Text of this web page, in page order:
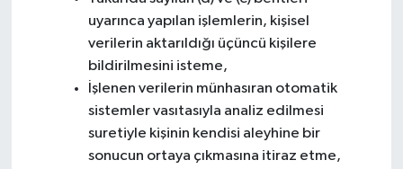
uyarınca yapılan işlemlerin, kişisel
verilerin aktarıldığı üçüncü kişilere
bildirilmesini isteme,
İşlenen verilerin münhasıran otomatik
sistemler vasıtasıyla analiz edilmesi
suretiyle kişinin kendisi aleyhine bir
sonucun ortaya çıkmasına itiraz etme,